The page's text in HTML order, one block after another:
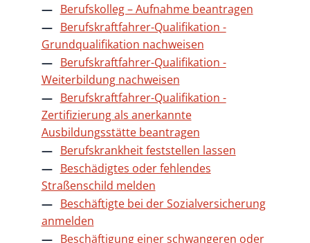
Berufskolleg – Aufnahme beantragen
Berufskraftfahrer-Qualifikation -
Grundqualifikation nachweisen
Berufskraftfahrer-Qualifikation -
Weiterbildung nachweisen
Berufskraftfahrer-Qualifikation -
Zertifizierung als anerkannte
Ausbildungsstätte beantragen
Berufskrankheit feststellen lassen
Beschädigtes oder fehlendes
Straßenschild melden
Beschäftigte bei der Sozialversicherung
anmelden
Beschäftigung einer schwangeren oder